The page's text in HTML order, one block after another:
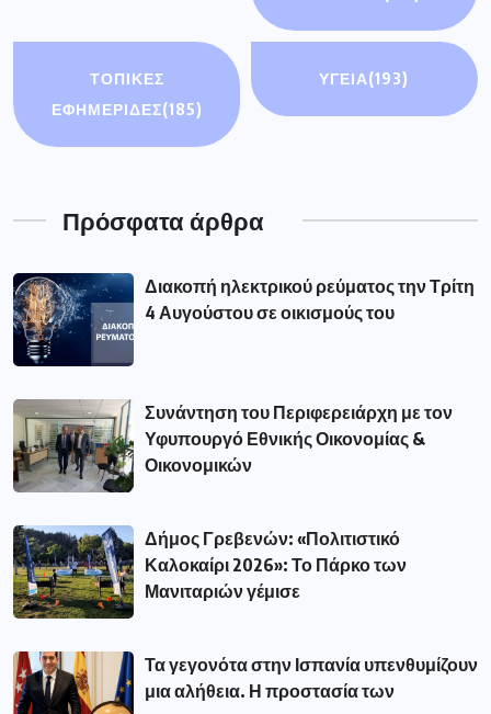
ΤΟΠΙΚΕΣ
ΕΦΗΜΕΡΙΔΕΣ(185)
ΥΓΕΙΑ(193)
Πρόσφατα άρθρα
Διακοπή ηλεκτρικού ρεύματος την Τρίτη
4 Αυγούστου σε οικισμούς του
Συνάντηση του Περιφερειάρχη με τον
Υφυπουργό Εθνικής Οικονομίας &
Οικονομικών
Δήμος Γρεβενών: «Πολιτιστικό
Καλοκαίρι 2026»: Το Πάρκο των
Μανιταριών γέμισε
Τα γεγονότα στην Ισπανία υπενθυμίζουν
μια αλήθεια. Η προστασία των